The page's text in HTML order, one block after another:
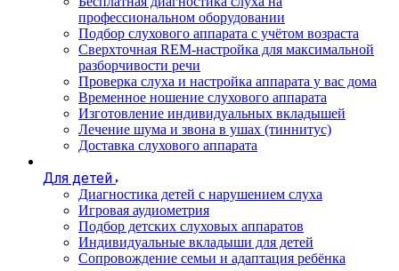
профессиональном оборудовании
Подбор слухового аппарата с учётом возраста
Сверхточная REM-настройка для максимальной
разборчивости речи
Проверка слуха и настройка аппарата у вас дома
Временное ношение слухового аппарата
Изготовление индивидуальных вкладышей
Лечение шума и звона в ушах (тиннитус)
Доставка слухового аппарата
Для детей
Диагностика детей с нарушением слуха
Игровая аудиометрия
Подбор детских слуховых аппаратов
Индивидуальные вкладыши для детей
Сопровождение семьи и адаптация ребёнка